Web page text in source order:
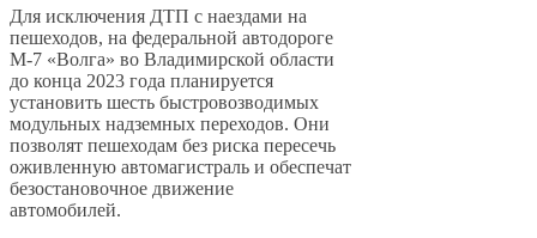
Для исключения ДТП с наездами на
пешеходов, на федеральной автодороге
М-7 «Волга» во Владимирской области
до конца 2023 года планируется
установить шесть быстровозводимых
модульных надземных переходов. Они
позволят пешеходам без риска пересечь
оживленную автомагистраль и обеспечат
безостановочное движение
автомобилей.